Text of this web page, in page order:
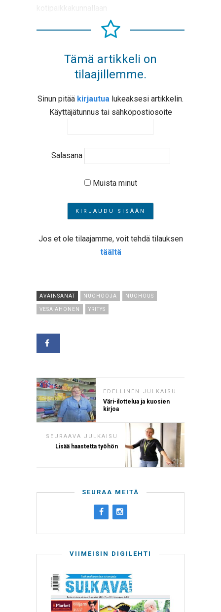
kotipaikkakunnallaan
Tämä artikkeli on
tilaajillemme.
Sinun pitää kirjautua lukeaksesi artikkelin.
Käyttäjätunnus tai sähköpostiosoite
Salasana
Muista minut
Jos et ole tilaajamme, voit tehdä tilauksen
täältä
AVAINSANAT NUOHOOJA NUOHOUS
VESA AHONEN YRITYS
EDELLINEN JULKAISU
Väri-ilottelua ja kuosien
kirjoa
SEURAAVA JULKAISU
Lisää haastetta työhön
SEURAA MEITÄ
VIIMEISIN DIGILEHTI